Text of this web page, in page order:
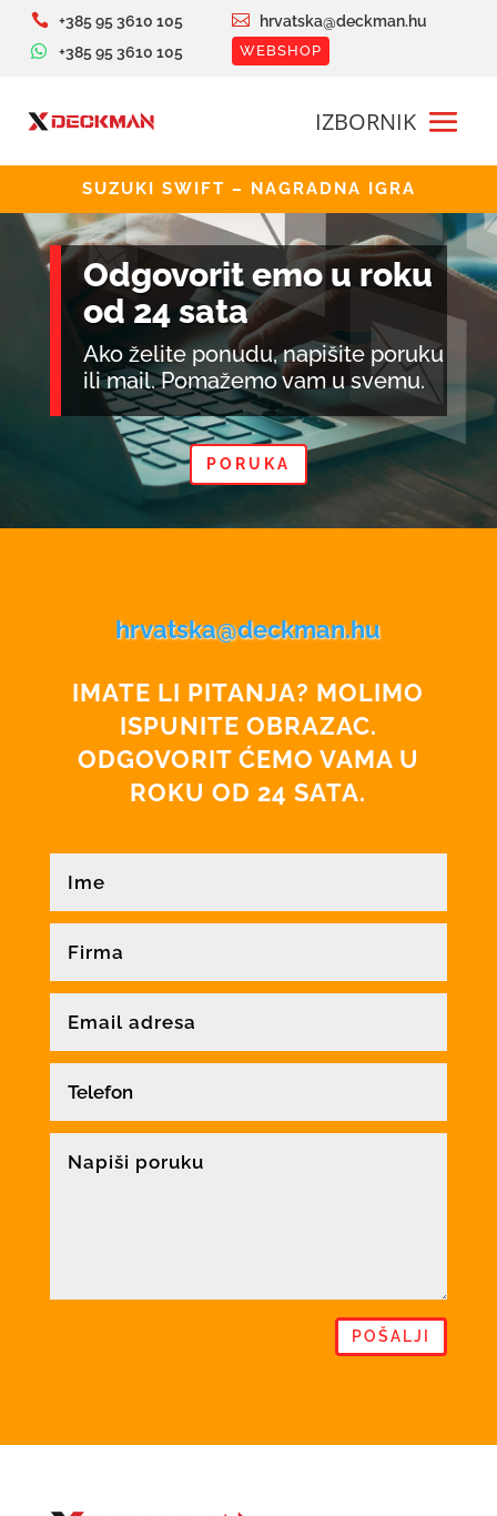

+385 95 3610 105

+385 95 3610 105
 hrvatska@deckman.hu
WEBSHOP
SUZUKI SWIFT – NAGRADNA IGRA
Odgovorit emo u roku
od 24 sata
Ako želite ponudu, napišite poruku
ili mail. Pomažemo vam u svemu.
PORUKA
hrvatska@deckman.hu
IMATE LI PITANJA? MOLIMO
ISPUNITE OBRAZAC.
ODGOVORIT ĆEMO VAMA U
ROKU OD 24 SATA.
POŠALJI